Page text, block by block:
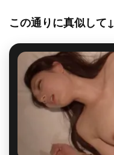
この通りに真似して↓